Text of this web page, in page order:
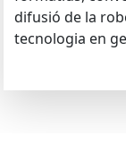
difusió de la
tecnologia en